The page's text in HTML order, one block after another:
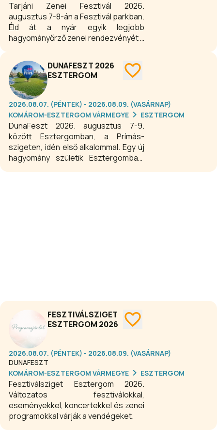
Tarjáni Zenei Fesztivál 2026.
augusztus 7-8-án a Fesztivál parkban.
Éld át a nyár egyik legjobb
hagyományőrző zenei rendezvényét a
kultúra, a tánc és az élőzene
találkozik. A kétnapos fesztivál
változatos programokkal,
tombolasorsolással és kiváló
fellépőkkel kínál kikapcsolódást
minden korosztály számára. A
belépés ingyenes!
DUNAFESZT 2026
ESZTERGOM
2026.08.07. (PÉNTEK) - 2026.08.09. (VASÁRNAP)
KOMÁROM-ESZTERGOM VÁRMEGYE
ESZTERGOM
DunaFeszt 2026. augusztus 7-9.
között Esztergomban, a Prímás-
szigeten, idén első alkalommal. Egy új
hagyomány születik Esztergomban.
FESZTIVÁLSZIGET
ESZTERGOM 2026
2026.08.07. (PÉNTEK) - 2026.08.09. (VASÁRNAP)
DUNAFESZT
KOMÁROM-ESZTERGOM VÁRMEGYE
ESZTERGOM
Fesztiválsziget Esztergom 2026.
Változatos fesztiválokkal,
eseményekkel, koncertekkel és zenei
programokkal várják a vendégeket.